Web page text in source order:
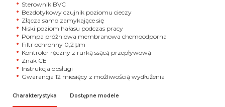
Sterownik BVC
Bezdotykowy czujnik poziomu cieczy
Złącza samo zamykające się
Niski poziom hałasu podczas pracy
Pompa próżniowa membranowa chemoodporna
Filtr ochronny 0,2 μm
Kontroler ręczny z rurką ssącą przepływową
Znak CE
Instrukcja obsługi
Gwarancja 12 miesięcy z możliwością wydłużenia
Charakterystyka Dostępne modele